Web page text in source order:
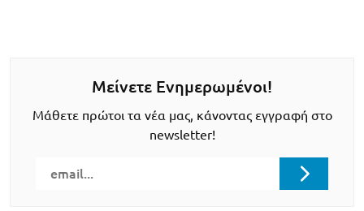
Μείνετε Ενημερωμένοι!
Μάθετε πρώτοι τα νέα μας, κάνοντας εγγραφή στο
newsletter!